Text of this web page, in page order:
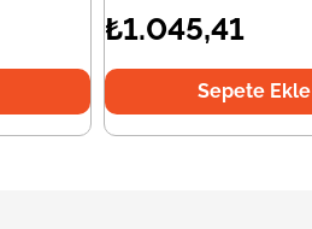
₺1.045,41
Sepete Ekle